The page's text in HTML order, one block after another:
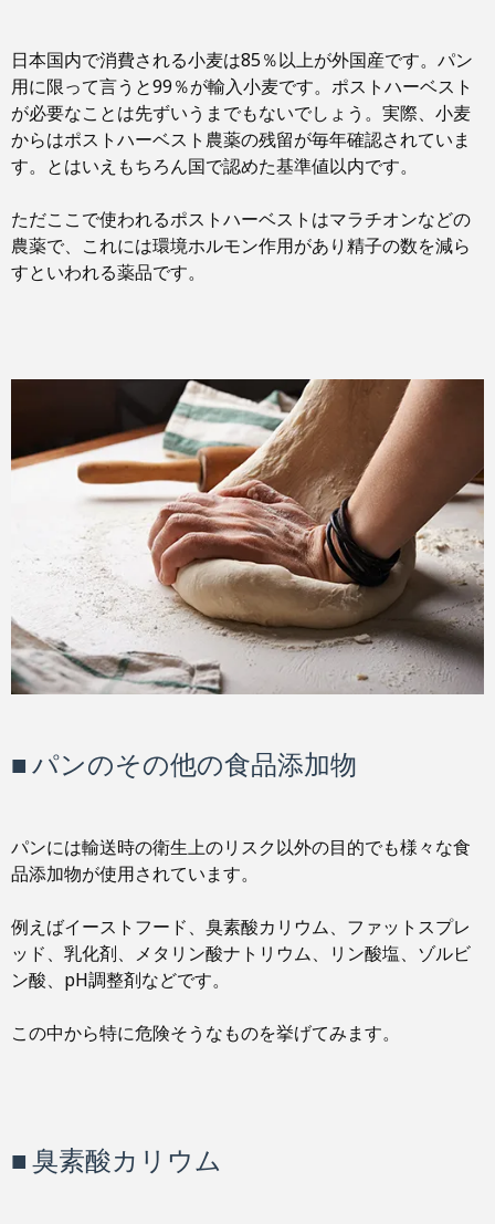
日本国内で消費される小麦は85％以上が外国産です。パン
用に限って言うと99％が輸入小麦です。ポストハーベスト
が必要なことは先ずいうまでもないでしょう。実際、小麦
からはポストハーベスト農薬の残留が毎年確認されていま
す。とはいえもちろん国で認めた基準値以内です。
ただここで使われるポストハーベストはマラチオンなどの
農薬で、これには環境ホルモン作用があり精子の数を減ら
すといわれる薬品です。
■ パンのその他の食品添加物
パンには輸送時の衛生上のリスク以外の目的でも様々な食
品添加物が使用されています。
例えばイーストフード、臭素酸カリウム、ファットスプレ
ッド、乳化剤、メタリン酸ナトリウム、リン酸塩、ゾルビ
ン酸、pH調整剤などです。
この中から特に危険そうなものを挙げてみます。
■ 臭素酸カリウム